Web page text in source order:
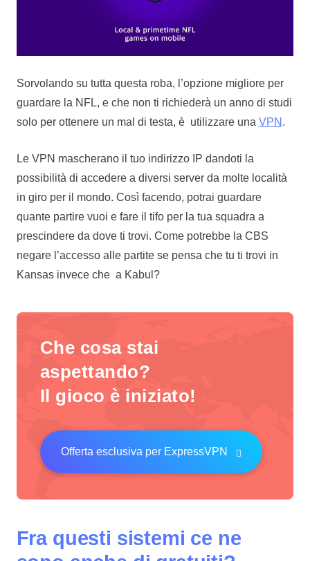
Sorvolando su tutta questa roba, l’opzione migliore per
guardare la NFL, e che non ti richiederà un anno di studi
solo per ottenere un mal di testa, è utilizzare una VPN .
Le VPN mascherano il tuo indirizzo IP dandoti la
possibilità di accedere a diversi server da molte località
in giro per il mondo. Così facendo, potrai guardare
quante partire vuoi e fare il tifo per la tua squadra a
prescindere da dove ti trovi. Come potrebbe la CBS
negare l’accesso alle partite se pensa che tu ti trovi in
Kansas invece che a Kabul?
Che cosa stai
aspettando?
Il gioco è iniziato!
Offerta esclusiva per ExpressVPN
Fra questi sistemi ce ne